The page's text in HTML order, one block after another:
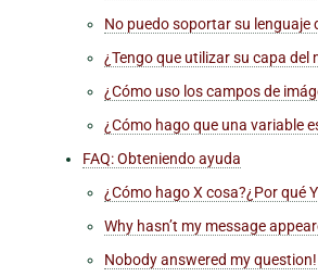
No puedo soportar su lenguaje
¿Tengo que utilizar su capa del
¿Cómo uso los campos de
¿Cómo hago que una variable
FAQ: Obteniendo ayuda
¿Cómo hago X cosa?¿Por qué
Why hasn’t my message
Nobody answered my